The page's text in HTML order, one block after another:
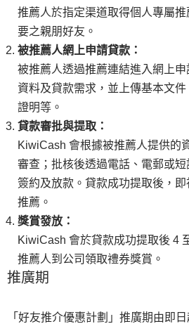
推薦人於指定渠道取得個人專屬
要之親朋好友。
被推薦人網上申請貸款：
被推薦人透過推薦連結進入網上
資料及貸款需求，並上傳基本文
證明等。
貸款審批與提取：
KiwiCash 會根據被推薦人提供的
審查；批核後透過電話、電郵或
簽約及放款。貸款成功提取後，
推薦。
獎賞發放：
KiwiCash 會於貸款成功提取後 4
推薦人到公司領取禮券獎賞。
推廣期
「好友推介優惠計劃」推廣期由即